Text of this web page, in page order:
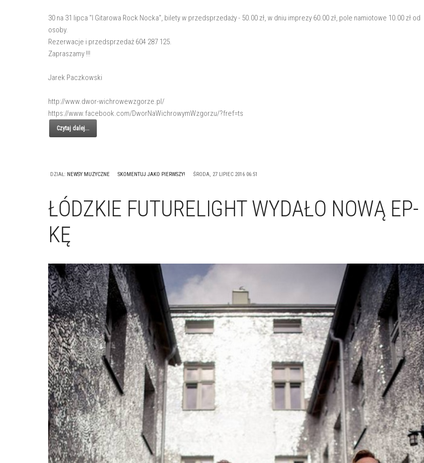
30 na 31 lipca "I Gitarowa Rock Nocka", bilety w przedsprzedaży - 50.00 zł, w dniu imprezy 60.00 zł, pole namiotowe 10.00 zł od
osoby.
Rezerwacje i przedsprzedaż 604 287 125.
Zapraszamy !!!
Jarek Paczkowski
http://www.dwor-wichrowewzgorze.pl/
https://www.facebook.com/DworNaWichrowymWzgorzu/?fref=ts
Czytaj dalej...
DZIAŁ: NEWSY MUZYCZNE SKOMENTUJ JAKO PIERWSZY! ŚRODA, 27 LIPIEC 2016 06:51
ŁÓDZKIE FUTURELIGHT WYDAŁO NOWĄ EP-
KĘ